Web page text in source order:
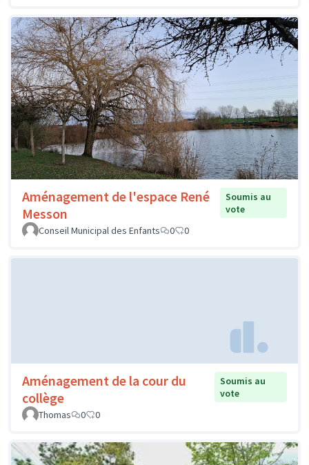
Aménagement de l'espace René
Messon
Soumis au
vote
Conseil Municipal des Enfants
0 0
Aménagement de la cour du
collège
Soumis au
vote
Thomas
0 0